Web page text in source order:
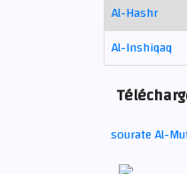
Al-Hashr
Al-Inshiqaq
sourate Al-